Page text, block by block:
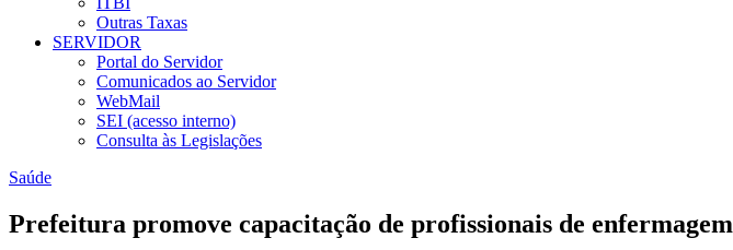
Outras Taxas
SERVIDOR
Portal do Servidor
Comunicados ao Servidor
WebMail
SEI (acesso interno)
Consulta às Legislações
Saúde
Prefeitura promove capacitação de profissionais de enfermagem